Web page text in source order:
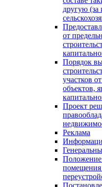
другую (за
от
Порядок
участков
объектов,
Проект
Реклама
помещения